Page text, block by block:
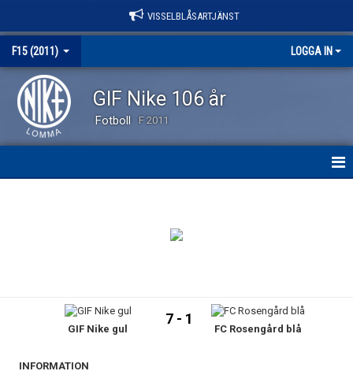
VISSELBLÅSARTJÄNST
F15 (2011) LOGGA IN
GIF Nike 106 år
Fotboll F 2011
BILDGALLERI
GIF Nike gul
7 - 1
FC Rosengård blå
INFORMATION